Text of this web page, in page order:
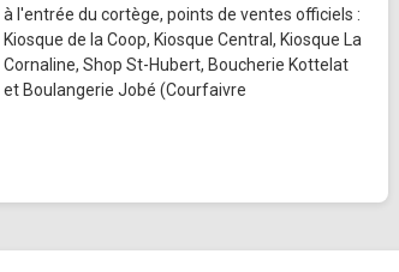
à l'entrée du cortège, points de ventes officiels :
Kiosque de la Coop, Kiosque Central, Kiosque La
Cornaline, Shop St-Hubert, Boucherie Kottelat
et Boulangerie Jobé (Courfaivre